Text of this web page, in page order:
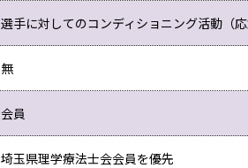
選手に対してのコンディショニング活動（
無
会員
埼玉県理学療法士会会員を優先